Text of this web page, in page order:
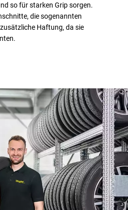
so für starken Grip sorgen.
die sogenannten
Haftung, da sie